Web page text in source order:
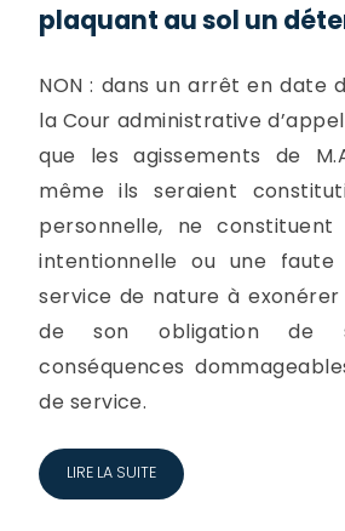
plaquant au sol un
NON : dans un arrêt en date
la Cour administrative
que les agissements de
même ils seraient
personnelle, ne
intentionnelle ou une faute
service de nature à
de son obligation de
conséquences
de service.
LIRE LA SUITE